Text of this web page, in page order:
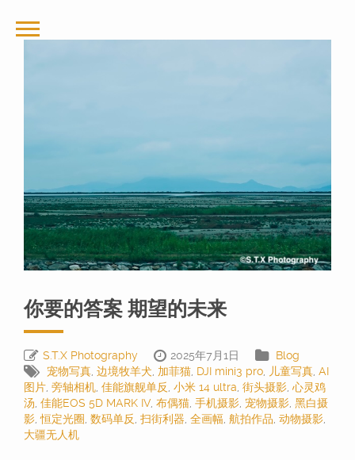
你要的答案 期望的未来
S.T.X Photography 2025年7月1日
Blog
宠物写真 边境牧羊犬 加菲猫 DJI mini3 pro 儿童写真 AI
图片 旁轴相机 佳能旗舰单反 小米 14 ultra 街头摄影 心灵鸡
汤 佳能EOS 5D MARK IV, 布偶猫 手机摄影 宠物摄影 黑白摄
影 ,恒定光圈 数码单反 扫街利器 全画幅 航拍作品 动物摄影
大疆无人机